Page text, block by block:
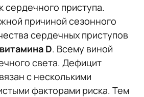
сердечного приступа.
причиной сезонного
сердечных приступов
D. Всему виной
света. Дефицит
с несколькими
факторами риска. Тем